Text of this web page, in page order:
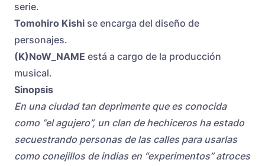
serie.
Tomohiro Kishi se encarga del diseño de
personajes.
(K)NoW_NAME está a cargo de la producción
musical.
Sinopsis
En una ciudad tan deprimente que es conocida
como “el agujero”, un clan de hechiceros ha estado
secuestrando personas de las calles para usarlas
como conejillos de indias en “experimentos” atroces